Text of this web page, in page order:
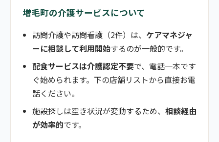
増毛町の介護サービスについて
訪問介護や訪問看護（2件）は、 ケアマネジャ
ーに相談して利用開始するのが一般的です。
配食サービスは介護認定不要で、電話一本です
ぐ始められます。下の店舗リストから直接お電
話ください。
施設探しは空き状況が変動するため、 相談経由
が効率的です。